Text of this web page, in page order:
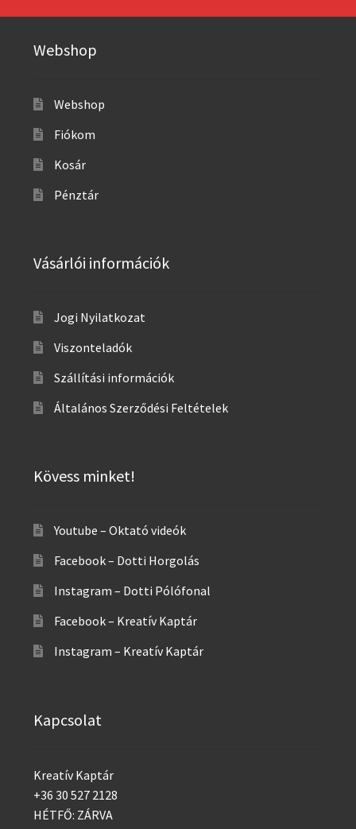
Webshop
Webshop
Fiókom
Kosár
Pénztár
Vásárlói információk
Jogi Nyilatkozat
Viszonteladók
Szállítási információk
Általános Szerződési Feltételek
Kövess minket!
Youtube – Oktató videók
Facebook – Dotti Horgolás
Instagram – Dotti Pólófonal
Facebook – Kreatív Kaptár
Instagram – Kreatív Kaptár
Kapcsolat
Kreatív Kaptár
+36 30 527 2128
HÉTFŐ: ZÁRVA